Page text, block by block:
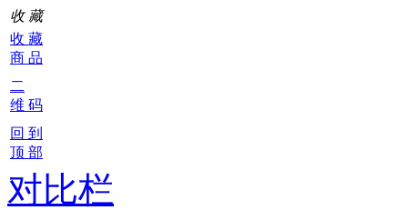
收 藏
收 藏
商 品
二
维 码
回 到
顶 部
对比栏